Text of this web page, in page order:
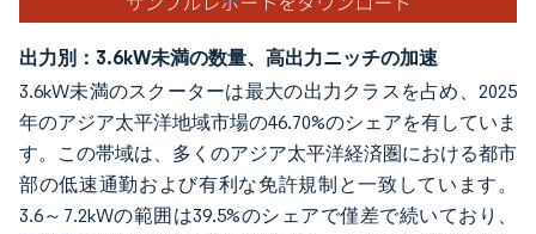
出力別：3.6kW未満の数量、高出力ニッチの加速
3.6kW未満のスクーターは最大の出力クラスを占め、2025
年のアジア太平洋地域市場の46.70%のシェアを有していま
す。この帯域は、多くのアジア太平洋経済圏における都市
部の低速通勤および有利な免許規制と一致しています。
3.6～7.2kWの範囲は39.5%のシェアで僅差で続いており、